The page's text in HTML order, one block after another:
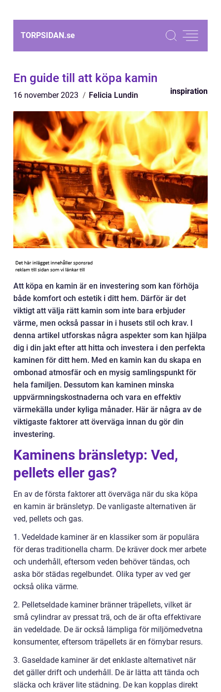
TORPSIDAN.se
En guide till att köpa kamin
16 november 2023 Felicia Lundin inspiration
Att köpa en kamin är en investering som kan förhöja
både komfort och estetik i ditt hem. Därför är det
viktigt att välja rätt kamin som inte bara erbjuder
värme, men också passar in i husets stil och krav. I
denna artikel utforskas några aspekter som kan hjälpa
dig i din jakt efter att hitta och investera i den perfekta
kaminen för ditt hem. Med en kamin kan du skapa en
ombonad atmosfär och en mysig samlingspunkt för
hela familjen. Dessutom kan kaminen minska
uppvärmningskostnaderna och vara en effektiv
värmekälla under kyliga månader. Här är några av de
viktigaste faktorer att överväga innan du gör din
investering.
Kaminens bränsletyp: Ved,
pellets eller gas?
En av de första faktorer att överväga när du ska köpa
en kamin är bränsletyp. De vanligaste alternativen är
ved, pellets och gas.
1. Vedeldade kaminer är en klassiker som är populära
för deras traditionella charm. De kräver dock mer arbete
och underhåll, eftersom veden behöver tändas, och
aska bör städas regelbundet. Olika typer av ved ger
också olika värme.
2. Pelletseldade kaminer bränner träpellets, vilket är
små cylindrar av pressat trä, och de är ofta effektivare
än vedeldade. De är också lämpliga för miljömedvetna
konsumenter, eftersom träpellets är en förnybar resurs.
3. Gaseldade kaminer är det enklaste alternativet när
det gäller drift och underhåll. De är lätta att tända och
släcka och kräver lite städning. De kan kopplas direkt